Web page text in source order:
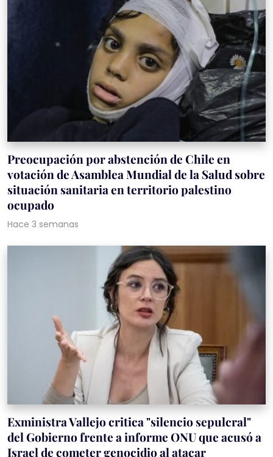
Preocupación por abstención de Chile en
votación de Asamblea Mundial de la Salud sobre
situación sanitaria en territorio palestino
ocupado
Hace 3 semanas
Exministra Vallejo critica "silencio sepulcral"
del Gobierno frente a informe ONU que acusó a
Israel de cometer genocidio al atacar